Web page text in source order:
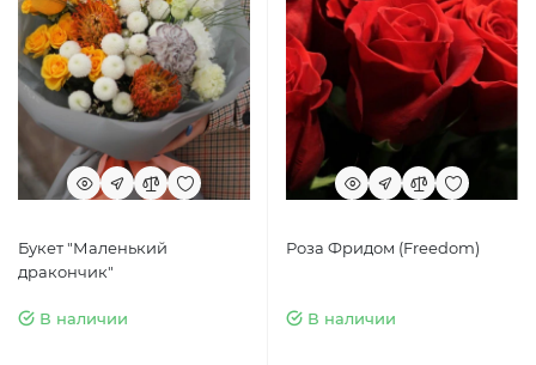
Букет "Маленький
дракончик"
В наличии
Роза Фридом (Freedom)
В наличии